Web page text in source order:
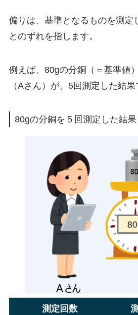
偏りは、基準となるものを測定
とのずれを指します。
例えば、80gの分銅（＝基準値
（Aさん）が、5回測定した結果
80gの分銅を５回測定した結果
測定回数